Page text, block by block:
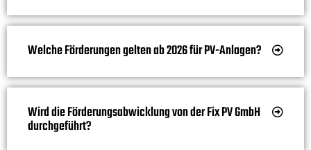
Welche Förderungen gelten ab 2026 für PV-Anlagen?
Wird die Förderungsabwicklung von der Fix PV GmbH
durchgeführt?